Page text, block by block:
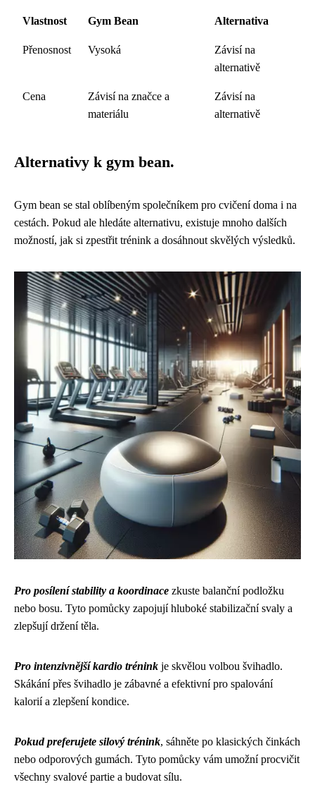
Vlastnost Gym Bean Alternativa
Přenosnost Vysoká
Závisí na
alternativě
Cena
Závisí na značce a
materiálu
Závisí na
alternativě
Alternativy k gym bean.
Gym bean se stal oblíbeným společníkem pro cvičení doma i na
cestách. Pokud ale hledáte alternativu, existuje mnoho dalších
možností, jak si zpestřit trénink a dosáhnout skvělých výsledků.
Pro posílení stability a koordinace zkuste balanční podložku
nebo bosu. Tyto pomůcky zapojují hluboké stabilizační svaly a
zlepšují držení těla.
Pro intenzivnější kardio trénink je skvělou volbou švihadlo.
Skákání přes švihadlo je zábavné a efektivní pro spalování
kalorií a zlepšení kondice.
Pokud preferujete silový trénink, sáhněte po klasických činkách
nebo odporových gumách. Tyto pomůcky vám umožní procvičit
všechny svalové partie a budovat sílu.